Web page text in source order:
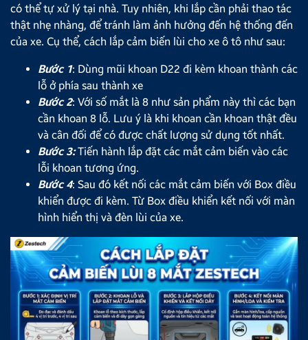
có thể tự xử lý tại nhà. Tuy nhiên, khi lắp cần phải thao tác
thật nhẹ nhàng, để tránh làm ảnh hưởng đến hệ thống đến
của xe. Cụ thể, cách lắp cảm biến lùi cho xe ô tô như sau:
Bước 1: Dùng mũi khoan D22 đi kèm khoan thành các
lỗ ở phía sau thành xe
Bước 2: Với số mắt là 8 như sản phẩm này thì các bạn
cần khoan 8 lỗ. Lưu ý là khi khoan cần khoan thật đều
và cân đối để có được chất lượng sử dụng tốt nhất.
Bước 3:Tiến hành lắp đặt các mắt cảm biến vào các
lỗi khoan tương ứng.
Bước 4: Sau đó kết nối các mắt cảm biến với Box điều
khiển được đi kèm. Từ Box điều khiển kết nối với màn
hình hiển thị và đèn lùi của xe.